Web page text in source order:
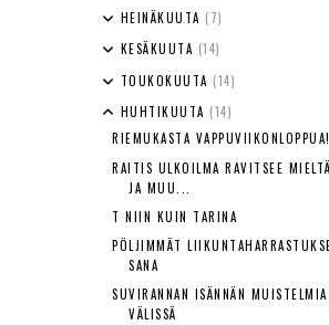
HEINÄKUUTA (7)
KESÄKUUTA (14)
TOUKOKUUTA (14)
HUHTIKUUTA (14)
RIEMUKASTA VAPPUVIIKONLOPPUA!
RAITIS ULKOILMA RAVITSEE
JA MUU...
T NIIN KUIN TARINA
PÖLJIMMÄT
SANA
SUVIRANNAN ISÄNNÄN
VÄLISSÄ